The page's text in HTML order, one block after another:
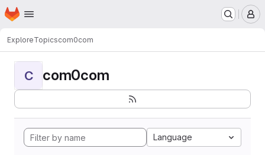
Skip to main content
Homepage
ExploreTopicscom0com
C com0com
Language